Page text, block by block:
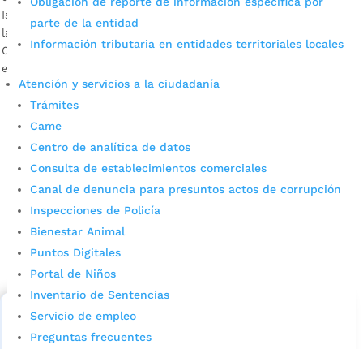
parte de la entidad
Información tributaria en entidades territoriales locales
Atención y servicios a la ciudadanía
Trámites
Came
Centro de analítica de datos
Consulta de establecimientos comerciales
Canal de denuncia para presuntos actos de corrupción
Inspecciones de Policía
Bienestar Animal
Puntos Digitales
Portal de Niños
Inventario de Sentencias
Servicio de empleo
Preguntas frecuentes
Isabel Cristina Rincón – Directora del IMEBU Este viernes, se
lanzó la nueva línea de crédito del programa Banca
Ciudadana ‘Empresarias en Acción’, para brindar beneficios
especiales a las […]
Cupos Escolares Bucaramanga 2022
Consulta aqui los pasos para inscribirse y solicitar un
cupo escolar en los colegios oficiales de
Bucaramanga.
Alcaldía de Bucaramanga